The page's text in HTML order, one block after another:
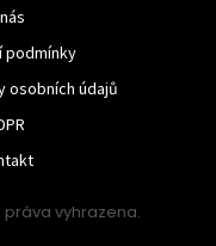
podmínky
osobních údajů
vyhrazena.